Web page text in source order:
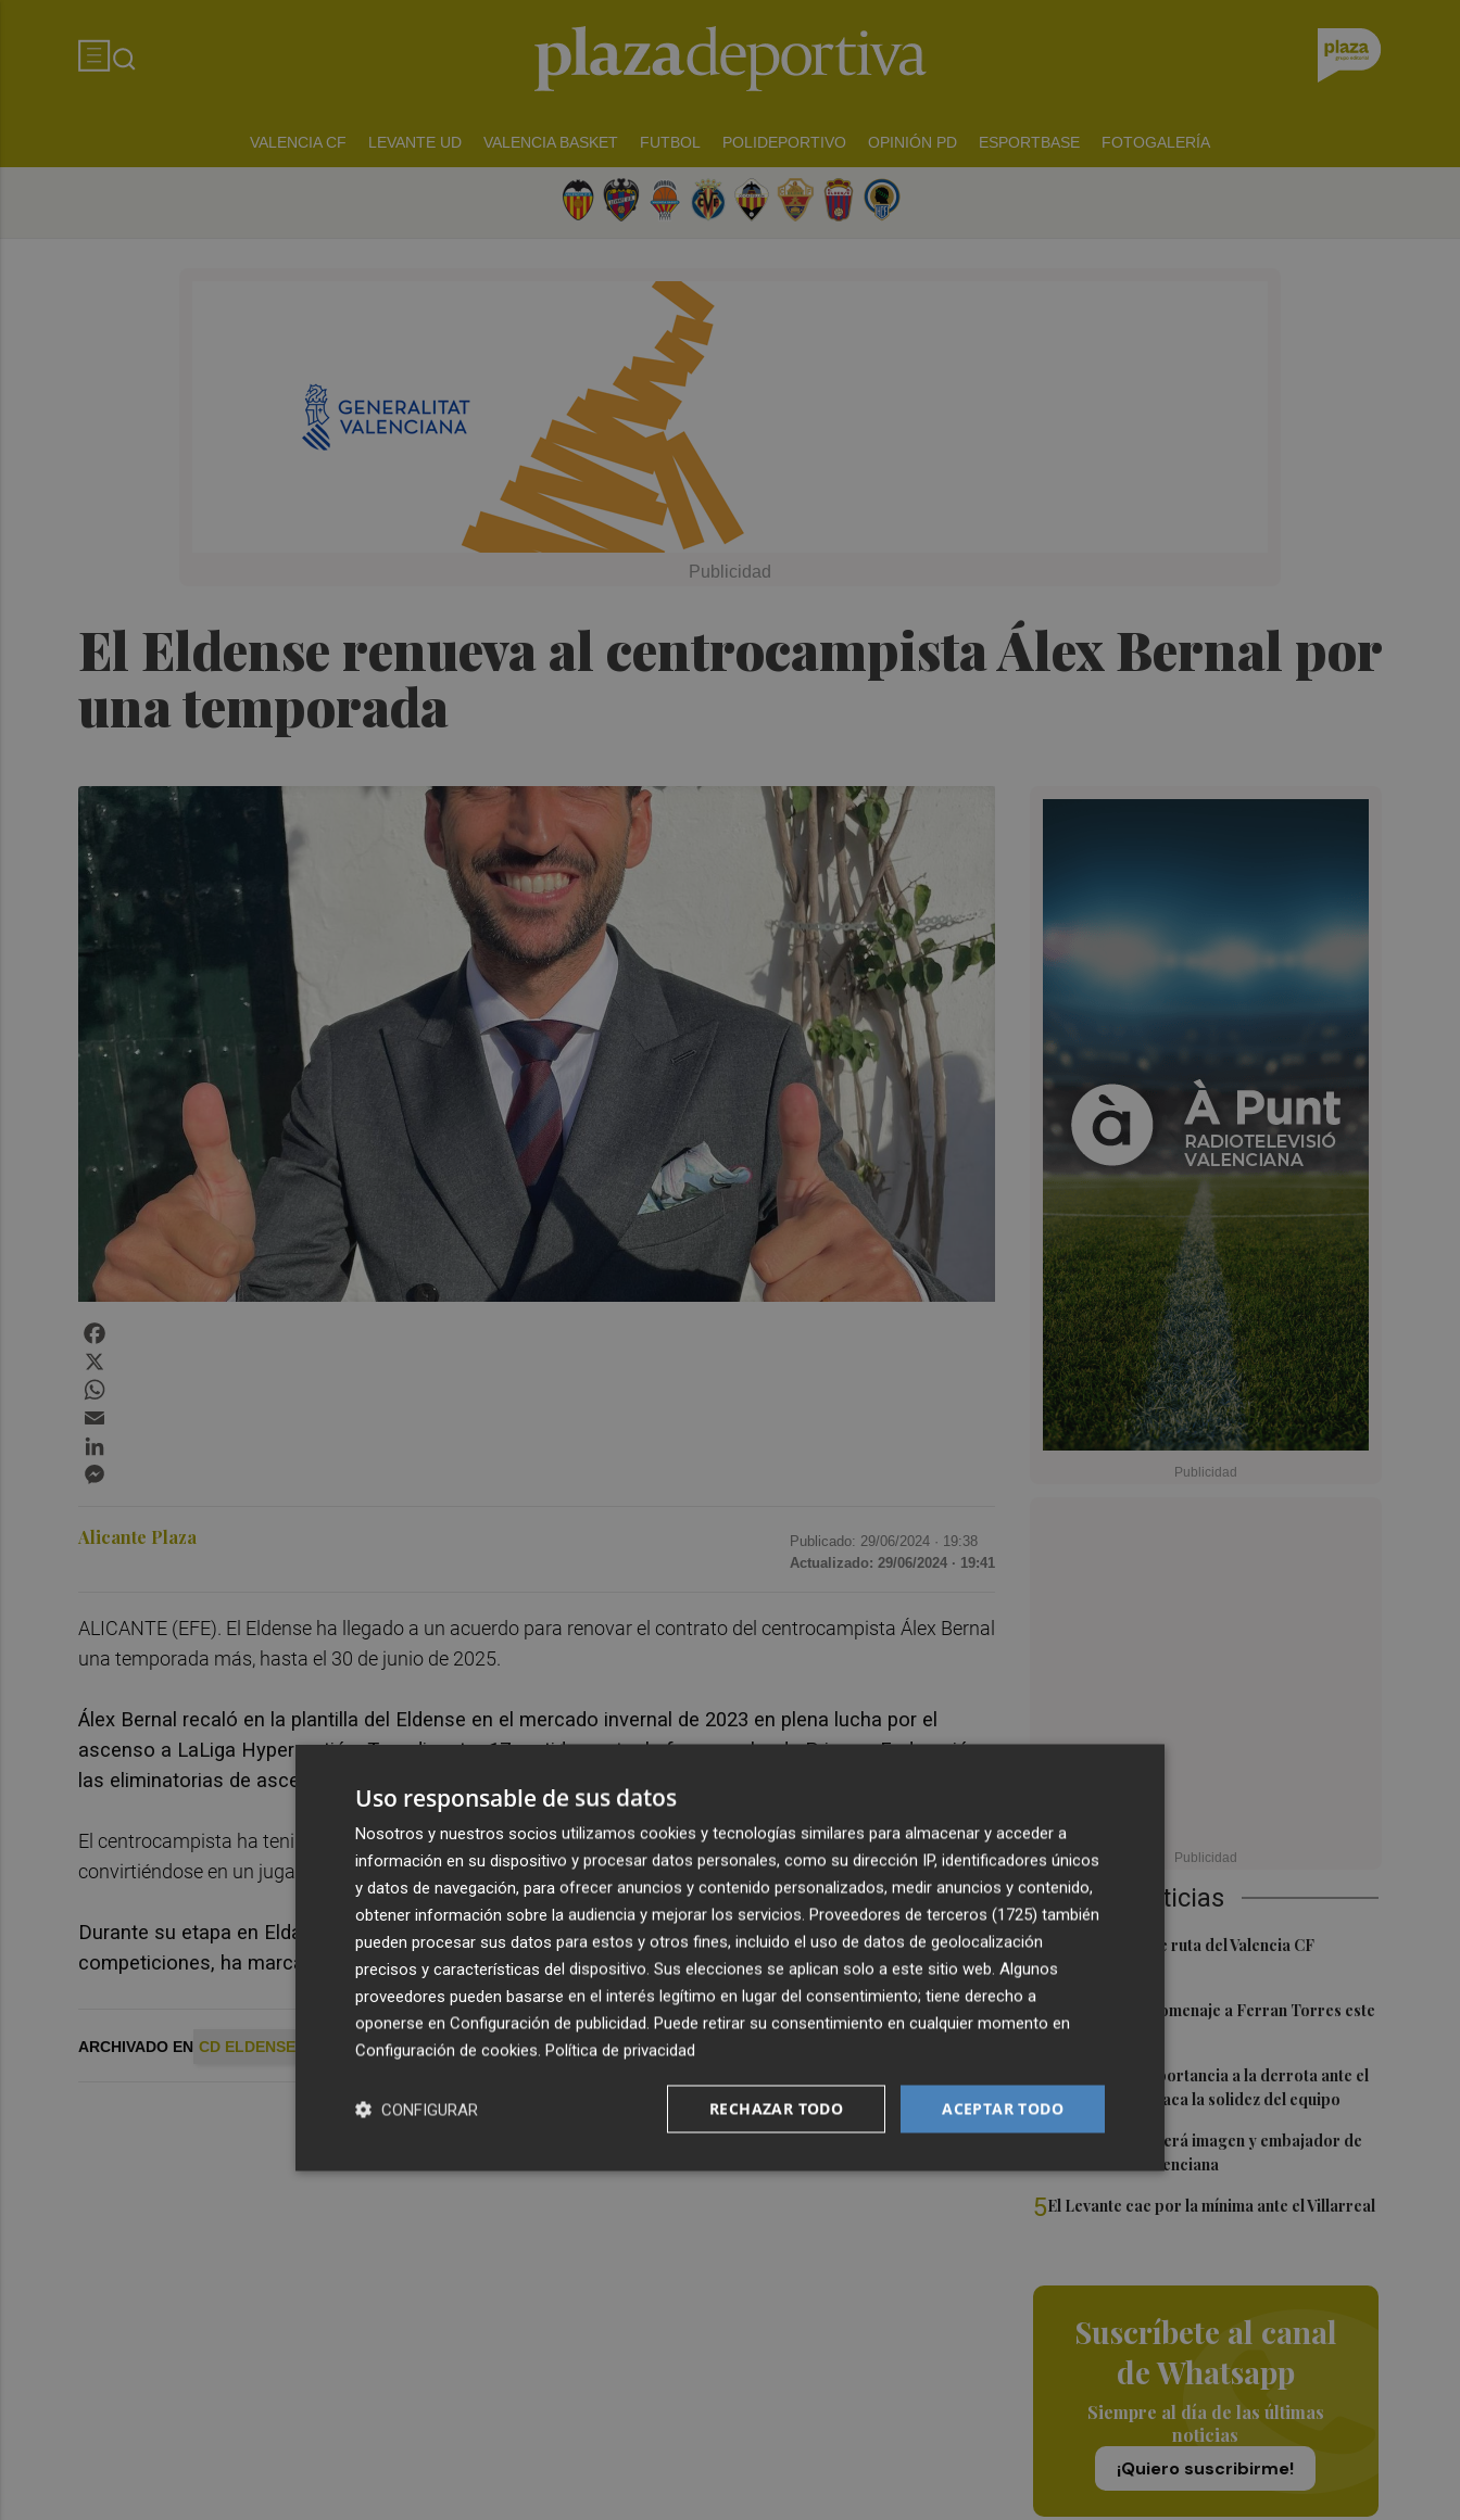
VALENCIA CF LEVANTE UD VALENCIA BASKET FUTBOL POLIDEPORTIVO OPINIÓN PD ESPORTBASE FOTOGALERÍA
El Eldense renueva al centrocampista Álex Bernal por
una temporada
Últimas Noticias
1
La nueva hoja de ruta del Valencia CF
2 Foios rendirá homenaje a Ferran Torres este
viernes
3 Sotelo resta importancia a la derrota ante el
Villarreal y destaca la solidez del equipo
4Ferran Torres será imagen y embajador de
la Comunitat Valenciana
5El Levante cae por la mínima ante el Villarreal
Suscríbete al canal
de Whatsapp
Siempre al día de las últimas
noticias
¡Quiero suscribirme!
Alicante Plaza Publicado: 29/06/2024 · 19:38
Actualizado: 29/06/2024 · 19:41
ALICANTE (EFE). El Eldense ha llegado a un acuerdo para renovar el contrato del centrocampista Álex Bernal
una temporada más, hasta el 30 de junio de 2025.
Álex Bernal recaló en la plantilla del Eldense en el mercado invernal de 2023 en plena lucha por el
ascenso a LaLiga Hypermotión. Tras disputar 17 partidos entre la fase regular de Primera Federación y
las eliminatorias de ascenso pudo celebrar un histórico salto al fútbol profesional.
El centrocampista ha tenido protagonismo en la segunda categoría del fútbol español como azulgrana,
convirtiéndose en un jugador importante en la permanencia del Eldense al disputar un total de 34 partidos.
Durante su etapa en Elda, Álex Bernal ha disputado 53 partidos oficiales entre todas las
competiciones, ha marcado un gol, ha dado cuatro asistencias y ha jugado casi 2.500 minutos.
ARCHIVADO EN CD ELDENSE ÁLEX BERNAL
Uso responsable de sus datos
Nosotros y nuestros socios utilizamos cookies y tecnologías similares para almacenar y acceder a
información en su dispositivo y procesar datos personales, como su dirección IP, identificadores únicos
y datos de navegación, para ofrecer anuncios y contenido personalizados, medir anuncios y contenido,
obtener información sobre la audiencia y mejorar los servicios. Proveedores de terceros (1725) también
pueden procesar sus datos para estos y otros fines, incluido el uso de datos de geolocalización
precisos y características del dispositivo. Sus elecciones se aplican solo a este sitio web. Algunos
proveedores pueden basarse en el interés legítimo en lugar del consentimiento; tiene derecho a
oponerse en Configuración de publicidad. Puede retirar su consentimiento en cualquier momento en
Configuración de cookies. Política de privacidad
ACEPTAR TODO
RECHAZAR TODO
CONFIGURAR